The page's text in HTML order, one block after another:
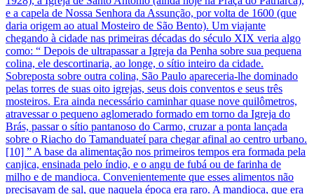
e a capela de Nossa Senhora da Assunção, por volta de 1600 (que
daria origem ao atual Mosteiro de São Bento). Um viajante
chegando à cidade nas primeiras décadas do século XIX veria algo
como: “ Depois de ultrapassar a Igreja da Penha sobre sua pequena
colina, ele descortinaria, ao longe, o sítio inteiro da cidade.
Sobreposta sobre outra colina, São Paulo apareceria-lhe dominado
pelas torres de suas oito igrejas, seus dois conventos e seus três
mosteiros. Era ainda necessário caminhar quase nove quilômetros,
atravessar o pequeno aglomerado formado em torno da Igreja do
Brás, passar o sítio pantanoso do Carmo, cruzar a ponta lançada
sobre o Riacho do Tamanduateí para chegar afinal ao centro urbano.
[10] ” A base da alimentação nos primeiros tempos era formada pela
canjica, ensinada pelo índio, e o angu de fubá ou de farinha de
milho e de mandioca. Convenientemente que esses alimentos não
precisavam de sal, que naquela época era raro. A mandioca, que era